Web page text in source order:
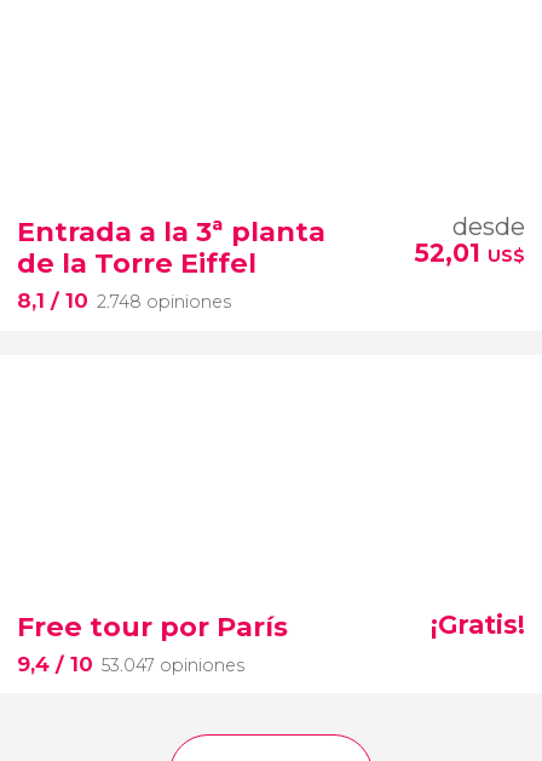
Entrada a la 3ª planta
de la Torre Eiffel
8,1 / 10 2.748 opiniones
desde
52,01 US$
Free tour por París
9,4 / 10 53.047 opiniones
¡Gratis!